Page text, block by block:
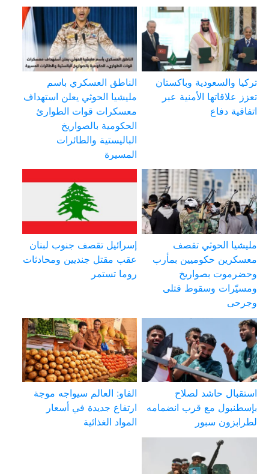
تركيا والسعودية وباكستان
تعزز علاقاتها الأمنية عبر
اتفاقية دفاع
الناطق العسكري باسم
مليشيا الحوثي يعلن استهداف
معسكرات قوات الطوارئ
الحكومية بالصواريخ
الباليستية والطائرات
المسيرة
مليشيا الحوثي تقصف
معسكرين حكوميين بمأرب
وحضرموت بصواريخ
ومسيّرات وسقوط قتلى
وجرحى
إسرائيل تقصف جنوب لبنان
عقب مقتل جنديين ومحادثات
روما تستمر
استقبال حاشد لصلاح
بإسطنبول مع قرب انضمامه
لطرابزون سبور
الفاو: العالم سيواجه موجة
ارتفاع جديدة في أسعار
المواد الغذائية